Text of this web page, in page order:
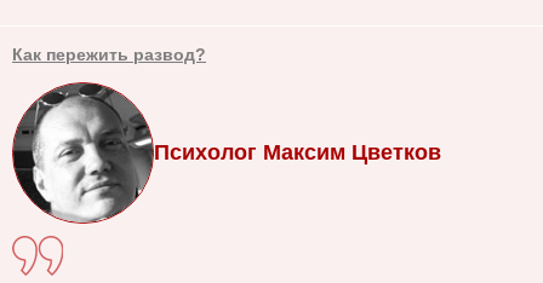
Как пережить развод?
Психолог Максим Цветков